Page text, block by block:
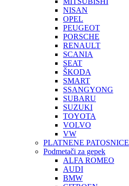
NISAN
OPEL
PEUGEOT
PORSCHE
RENAULT
SCANIA
SEAT
ŠKODA
SMART
SSANGYONG
SUBARU
SUZUKI
TOYOTA
VOLVO
VW
PLATNENE PATOSNICE
Podmetači za gepek
ALFA ROMEO
AUDI
BMW